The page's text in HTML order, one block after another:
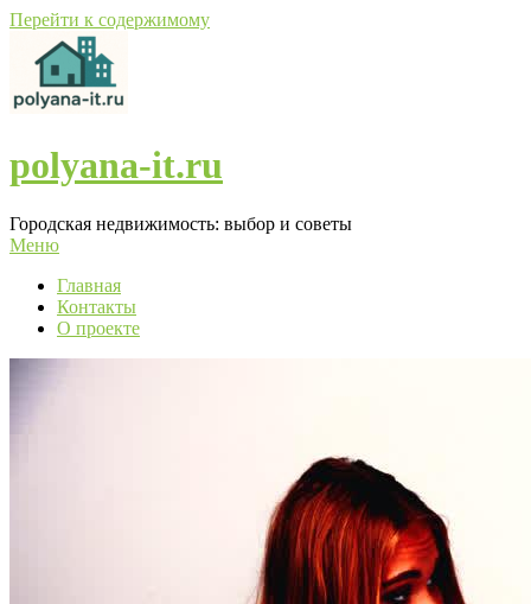
Перейти к содержимому
polyana-it.ru
Городская недвижимость: выбор и советы
Меню
Главная
Контакты
О проекте